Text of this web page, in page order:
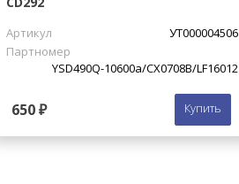
Артикул
УТ000004506
Партномер
YSD490Q-10600a/СХ0708В/LF16012
650 ₽ Купить